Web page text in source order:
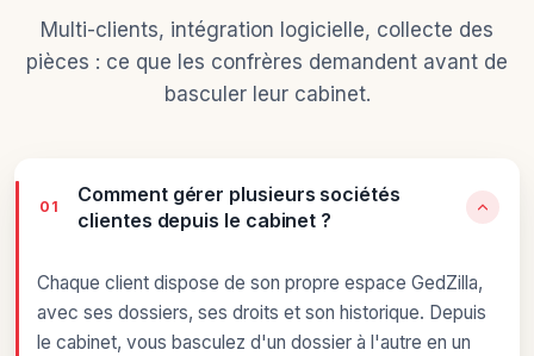
Multi-clients, intégration logicielle, collecte des
pièces : ce que les confrères demandent avant de
basculer leur cabinet.
01
Comment gérer plusieurs sociétés
clientes depuis le cabinet ?
Chaque client dispose de son propre espace GedZilla,
avec ses dossiers, ses droits et son historique. Depuis
le cabinet, vous basculez d'un dossier à l'autre en un